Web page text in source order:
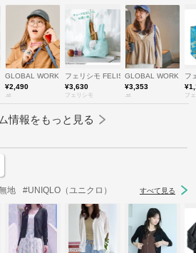
GLOBAL WORK
¥2,490
.st
フェリシモ FELISSIMO
¥3,630
フェリシモ
GLOBAL WORK
¥3,353
.st
フ
フ
情報をもっと見る
地 #UNIQLO（ユニクロ） すべて見る